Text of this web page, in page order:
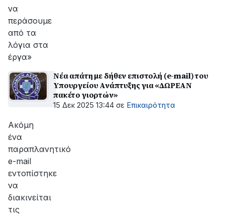
να
περάσουμε
από τα
λόγια στα
έργα»
Νέα απάτη με δήθεν επιστολή (e-mail) του
Υπουργείου Ανάπτυξης για «ΔΩΡΕΑΝ
πακέτο γιορτών»
15 Δεκ 2025 13:44 σε Επικαιρότητα
Ακόμη
ένα
παραπλανητικό
e-mail
εντοπίστηκε
να
διακινείται
τις